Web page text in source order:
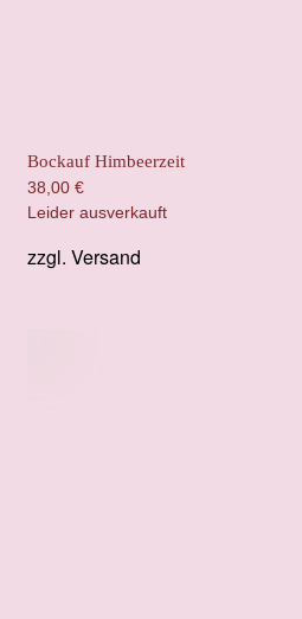
Bockauf Himbeerzeit
38,00 €
Leider ausverkauft
zzgl. Versand